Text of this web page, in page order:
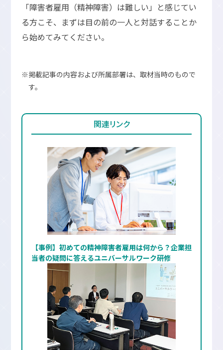
「障害者雇用（精神障害）は難しい」と感じてい
る方こそ、まずは目の前の一人と対話することか
ら始めてみてください。
※掲載記事の内容および所属部署は、取材当時のもので
す。
関連リンク
【事例】初めての精神障害者雇用は何から？企業担
当者の疑問に答えるユニバーサルワーク研修